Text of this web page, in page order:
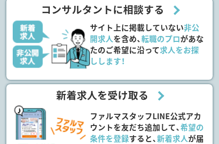
コンサルタントに相談する
サイト上に掲載していない非公
開求人を含め、転職のプロがあな
たのご希望に沿って求人をお探
しします！
新着求人を受け取る
ファルマスタッフLINE公式アカ
ウントを友だち追加して、希望の
条件を登録すると、新着求人が届